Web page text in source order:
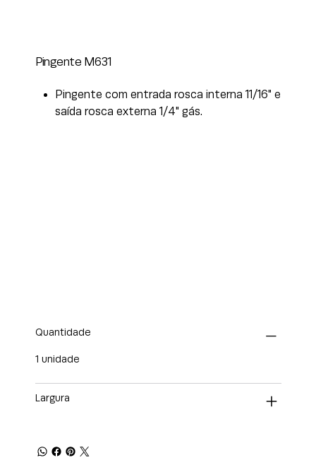
Pingente M631
Pingente com entrada rosca interna 11/16" e
saída rosca externa 1/4" gás.
Quantidade
1 unidade
Largura